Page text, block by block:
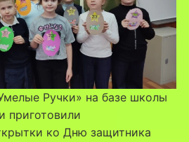
Ручки» на базе школы
приготовили
ко Дню защитника